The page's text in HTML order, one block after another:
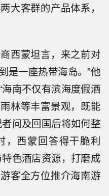
大客群的产品体系，
西蒙坦言，来之前对
是一座热带海岛。”他
南不仅有滨海度假酒
林等丰富景观，既能
问及回国后将如何整
，西蒙回答得干脆利
色酒店资源，打磨成
客全方位推介海南游